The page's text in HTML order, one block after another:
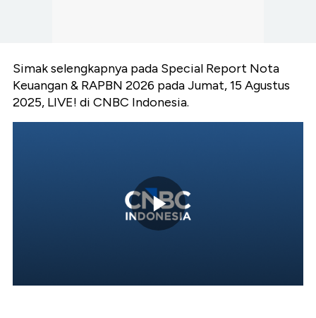
Simak selengkapnya pada Special Report Nota
Keuangan & RAPBN 2026 pada Jumat, 15 Agustus
2025, LIVE! di CNBC Indonesia.